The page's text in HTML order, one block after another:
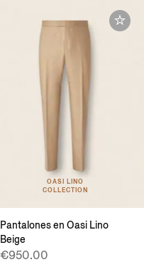
OASI LINO
COLLECTION
Pantalones en Oasi Lino
Beige
€950.00